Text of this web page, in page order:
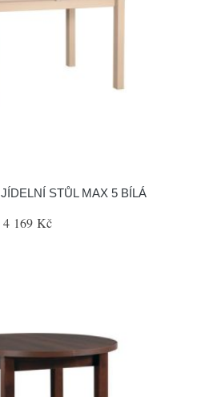
STŮL MAX 5 BÍLÁ
4 169 Kč